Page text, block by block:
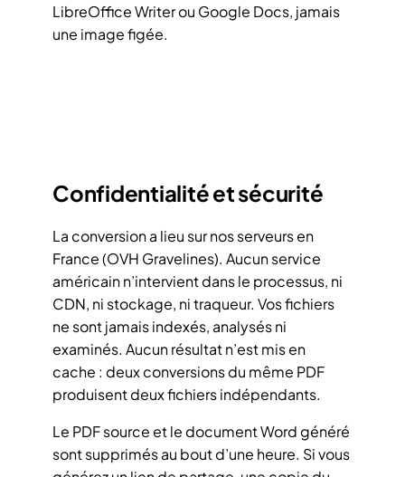
LibreOffice Writer ou Google Docs, jamais
une image figée.
Confidentialité et sécurité
La conversion a lieu sur nos serveurs en
France (OVH Gravelines). Aucun service
américain n’intervient dans le processus, ni
CDN, ni stockage, ni traqueur. Vos fichiers
ne sont jamais indexés, analysés ni
examinés. Aucun résultat n’est mis en
cache : deux conversions du même PDF
produisent deux fichiers indépendants.
Le PDF source et le document Word généré
sont supprimés au bout d’une heure. Si vous